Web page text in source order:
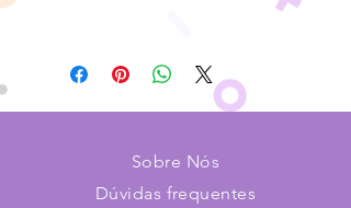
Sobre Nós
Dúvidas frequentes